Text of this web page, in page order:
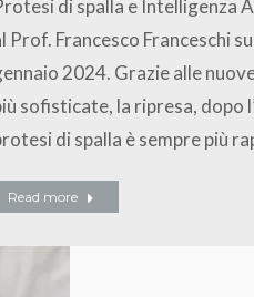
di spalla e Intelligenza
Prof. Francesco Franceschi
2024. Grazie alle
sofisticate, la ripresa, dopo
di spalla è sempre più
Read more